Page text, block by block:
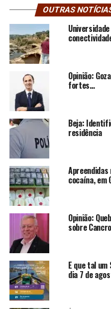
OUTRAS
Opinião:
fortes…
Beja:
residência
Apreendidas
cocaína, em
Opinião:
sobre
E que tal um
dia 7 de